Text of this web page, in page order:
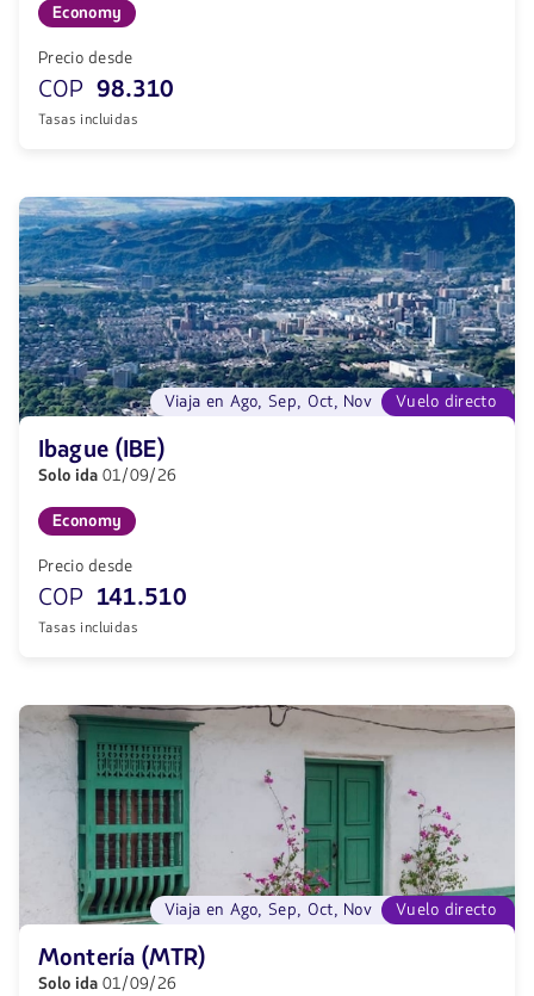
Economy
Precio desde
COP 98.310
Tasas incluidas
Vuelo directo
Viaja en Ago, Sep, Oct, Nov
Ibague (IBE)
Solo ida 01/09/26
Economy
Precio desde
COP 141.510
Tasas incluidas
Vuelo directo
Viaja en Ago, Sep, Oct, Nov
Montería (MTR)
Solo ida 01/09/26